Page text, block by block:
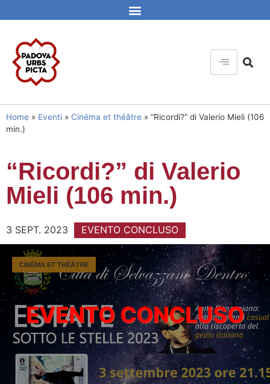
Home » Eventi » Cinéma et théâtre » “Ricordi?” di Valerio Mieli (106
min.)
“Ricordi?” di Valerio
Mieli (106 min.)
3 SEPT. 2023 EVENTO CONCLUSO
CINÉMA ET THÉÂTRE